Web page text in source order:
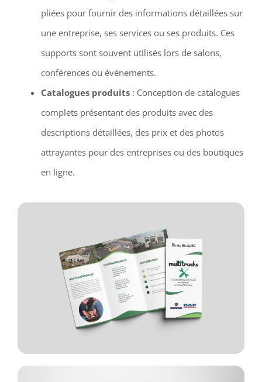
pliées pour fournir des informations détaillées sur
une entreprise, ses services ou ses produits. Ces
supports sont souvent utilisés lors de salons,
conférences ou événements.
Catalogues produits: Conception de catalogues
complets présentant des produits avec des
descriptions détaillées, des prix et des photos
attrayantes pour des entreprises ou des boutiques
en ligne.